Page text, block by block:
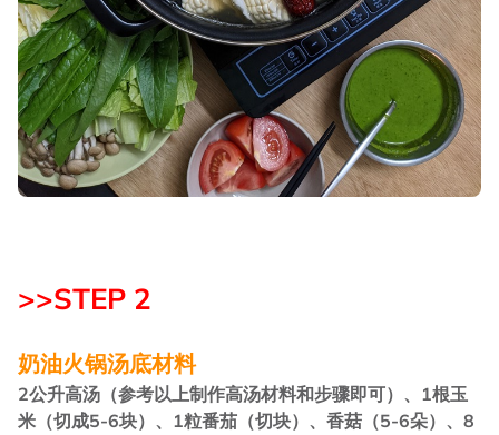
>>STEP 2
奶油火锅汤底材料
2公升高汤（参考以上制作高汤材料和步骤即可）、1根玉
米（切成5-6块）、1粒番茄（切块）、香菇（5-6朵）、8